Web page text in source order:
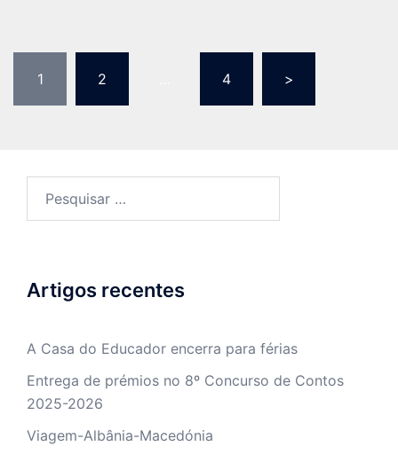
dos
conteúdos
1 2 4 >
Artigos recentes
A Casa do Educador encerra para férias
Entrega de prémios no 8º Concurso de Contos
2025-2026
Viagem-Albânia-Macedónia